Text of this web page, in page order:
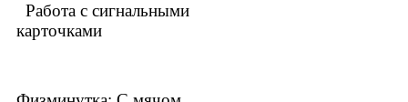
Работа с сигнальными
карточками